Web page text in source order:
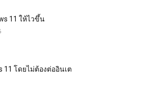
11 ให้ไวขึ้น
11 โดยไม่ต้องต่ออินเต